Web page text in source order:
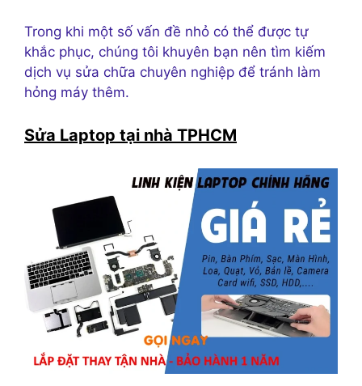
Trong khi một số vấn đề nhỏ có thể được tự
khắc phục, chúng tôi khuyên bạn nên tìm kiếm
dịch vụ sửa chữa chuyên nghiệp để tránh làm
hỏng máy thêm.
Sửa Laptop tại nhà TPHCM